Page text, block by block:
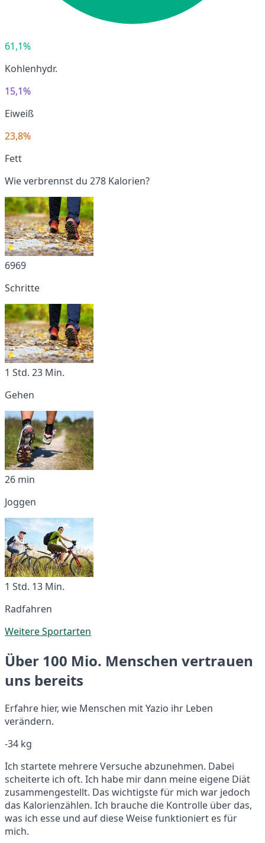
61,1%
Kohlenhydr.
15,1%
Eiweiß
23,8%
Fett
Wie verbrennst du 278 Kalorien?
6969
Schritte
1 Std. 23 Min.
Gehen
26 min
Joggen
1 Std. 13 Min.
Radfahren
Weitere Sportarten
Über 100 Mio. Menschen vertrauen
uns bereits
Erfahre hier, wie Menschen mit Yazio ihr Leben
verändern.
-34 kg
Ich startete mehrere Versuche abzunehmen. Dabei
scheiterte ich oft. Ich habe mir dann meine eigene Diät
zusammengestellt. Das wichtigste für mich war jedoch
das Kalorienzählen. Ich brauche die Kontrolle über das,
was ich esse und auf diese Weise funktioniert es für
mich.